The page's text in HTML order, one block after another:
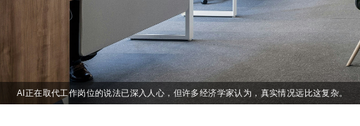
AI正在取代工作岗位的说法已深入人心，但许多经济学家认为，真实情况远比这复杂。